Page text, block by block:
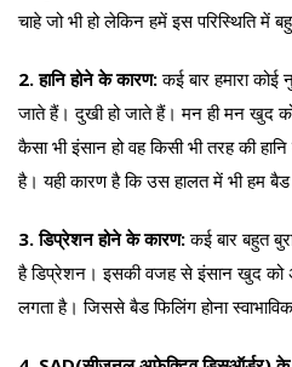
चाहे जो भी हो लेकिन हमें इस परिस्थिति में
2. हानि होने के कारण:कई बार हमारा
जाते हैं। दुखी हो जाते हैं। मन ही मन खुद
कैसा भी इंसान हो वह किसी भी तरह की
है। यही कारण है कि उस हालत में भी हम बैड
3. डिप्रेशन होने के कारण:कई बार बहुत
है डिप्रेशन। इसकी वजह से इंसान खुद
लगता है। जिससे बैड फिलिंग होना